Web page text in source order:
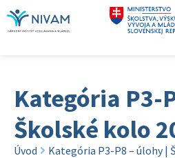
Kategória P3-
Školské kolo
Úvod Kategória P3-P8 – úlohy |